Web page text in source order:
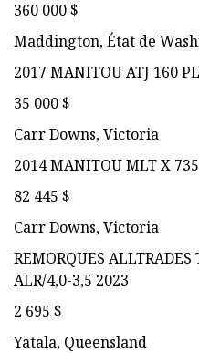
360 000 $
Maddington, État de
2017 MANITOU ATJ 160
35 000 $
Carr Downs, Victoria
2014 MANITOU MLT X
82 445 $
Carr Downs, Victoria
REMORQUES
ALR/4,0-3,5 2023
2 695 $
Yatala, Queensland